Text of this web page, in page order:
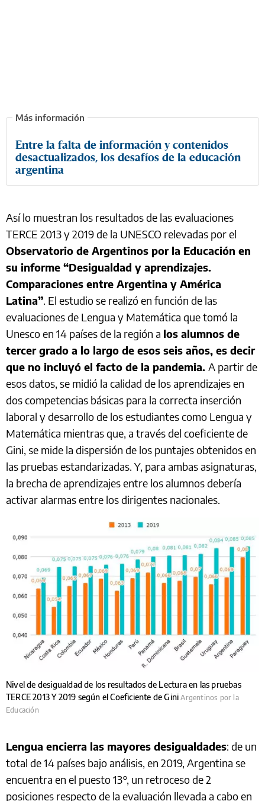
Entre la falta de información y contenidos
desactualizados, los desafíos de la educación
argentina
Así lo muestran los resultados de las evaluaciones
TERCE 2013 y 2019 de la UNESCO relevadas por el
Observatorio de Argentinos por la Educación en
su informe “Desigualdad y aprendizajes.
Comparaciones entre Argentina y América
Latina”. El estudio se realizó en función de las
evaluaciones de Lengua y Matemática que tomó la
Unesco en 14 países de la región a los alumnos de
tercer grado a lo largo de esos seis años, es decir
que no incluyó el facto de la pandemia. A partir de
esos datos, se midió la calidad de los aprendizajes en
dos competencias básicas para la correcta inserción
laboral y desarrollo de los estudiantes como Lengua y
Matemática mientras que, a través del coeficiente de
Gini, se mide la dispersión de los puntajes obtenidos en
las pruebas estandarizadas. Y, para ambas asignaturas,
la brecha de aprendizajes entre los alumnos debería
activar alarmas entre los dirigentes nacionales.
Nivel de desigualdad de los resultados de Lectura en las pruebas
TERCE 2013 Y 2019 según el Coeficiente de GiniArgentinos por la
Educación
Lengua encierra las mayores desigualdades: de un
total de 14 países bajo análisis, en 2019, Argentina se
encuentra en el puesto 13°, un retroceso de 2
posiciones respecto de la evaluación llevada a cabo en